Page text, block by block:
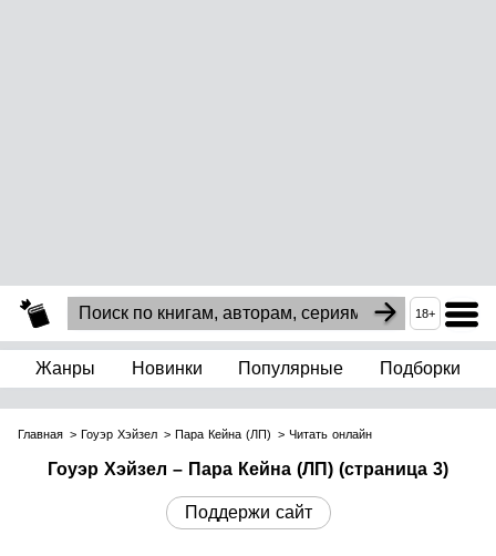
18+
Жанры Новинки Популярные Подборки
Главная Гоуэр Хэйзел Пара Кейна (ЛП) Читать онлайн
Гоуэр Хэйзел – Пара Кейна (ЛП) (страница 3)
Поддержи сайт